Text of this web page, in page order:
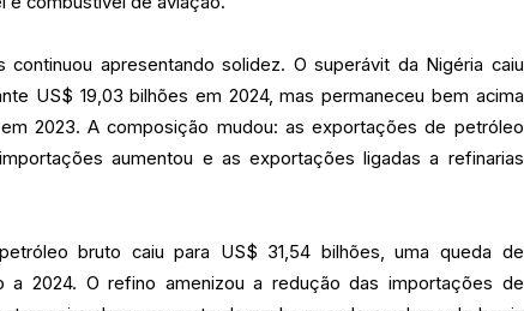
apresentando solidez. O superávit da Nigéria caiu
US$ 19,03 bilhões em 2024, mas permaneceu bem acima
2023. A composição mudou: as exportações de petróleo
aumentou e as exportações ligadas a refinarias
bruto caiu para US$ 31,54 bilhões, uma queda de
a 2024. O refino amenizou a redução das importações de